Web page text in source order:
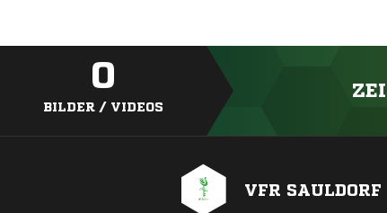
0
BILDER / VIDEOS
VFR SAULDORF